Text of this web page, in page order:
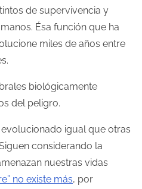
de supervivencia y
Ésa función que ha
miles de años entre
biológicamente
del peligro.
igual que otras
considerando la
nuestras vidas
no existe más, por